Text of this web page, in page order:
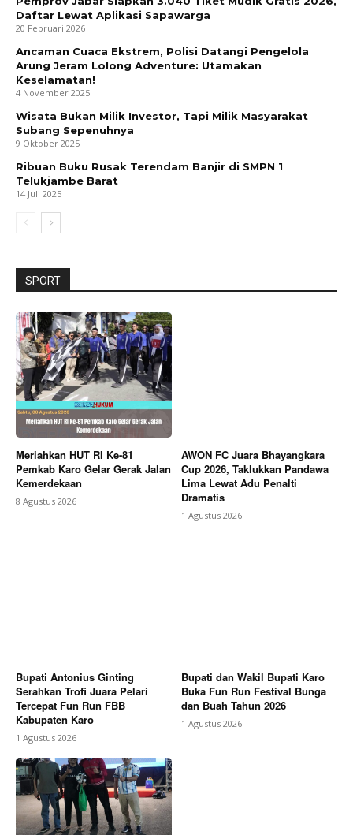
Daftar Lewat Aplikasi Sapawarga
20 Februari 2026
Ancaman Cuaca Ekstrem, Polisi Datangi Pengelola
Arung Jeram Lolong Adventure: Utamakan
Keselamatan!
4 November 2025
Wisata Bukan Milik Investor, Tapi Milik Masyarakat
Subang Sepenuhnya
9 Oktober 2025
Ribuan Buku Rusak Terendam Banjir di SMPN 1
Telukjambe Barat
14 Juli 2025
SPORT
Meriahkan HUT RI Ke-81
Pemkab Karo Gelar Gerak Jalan
Kemerdekaan
8 Agustus 2026
AWON FC Juara Bhayangkara
Cup 2026, Taklukkan Pandawa
Lima Lewat Adu Penalti
Dramatis
1 Agustus 2026
Bupati Antonius Ginting
Serahkan Trofi Juara Pelari
Tercepat Fun Run FBB
Kabupaten Karo
1 Agustus 2026
Bupati dan Wakil Bupati Karo
Buka Fun Run Festival Bunga
dan Buah Tahun 2026
1 Agustus 2026